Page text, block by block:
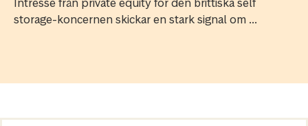
storage-koncernen skickar en stark signal om ...